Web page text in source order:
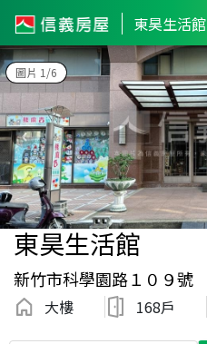
東昊生活館
圖片 1/6
東昊生活館
新竹市科學園路１０９號
大樓 168戶